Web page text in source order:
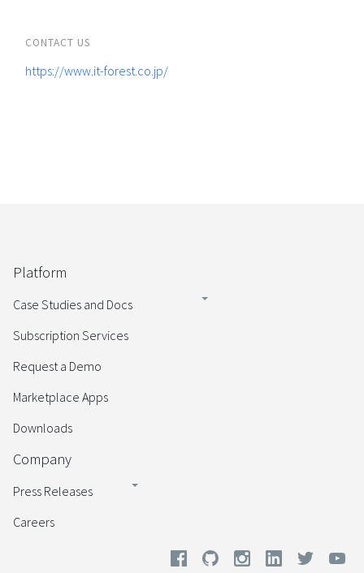
CONTACT US
https://www.it-forest.co.jp/
Platform
Case Studies and Docs
Subscription Services
Request a Demo
Marketplace Apps
Downloads
Company
Press Releases
Careers